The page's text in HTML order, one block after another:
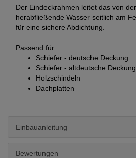
Der Eindeckrahmen leitet das von
herabfließende Wasser seitlich am
für eine sichere Abdichtung.
Passend für:
Schiefer - deutsche Deckung
Schiefer - altdeutsche Deckung
Holzschindeln
Dachplatten
Einbauanleitung
Bewertungen